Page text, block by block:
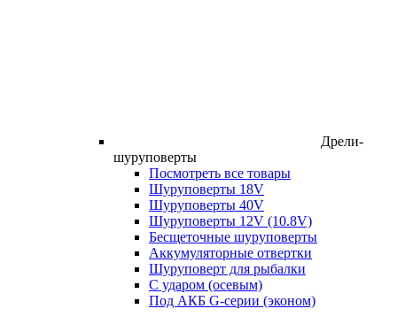
Дрели-
шуруповерты
Посмотреть все товары
Шуруповерты 18V
Шуруповерты 40V
Шуруповерты 12V (10.8V)
Бесщеточные шуруповерты
Аккумуляторные отвертки
Шуруповерт для рыбалки
С ударом (осевым)
Под АКБ G-серии (эконом)